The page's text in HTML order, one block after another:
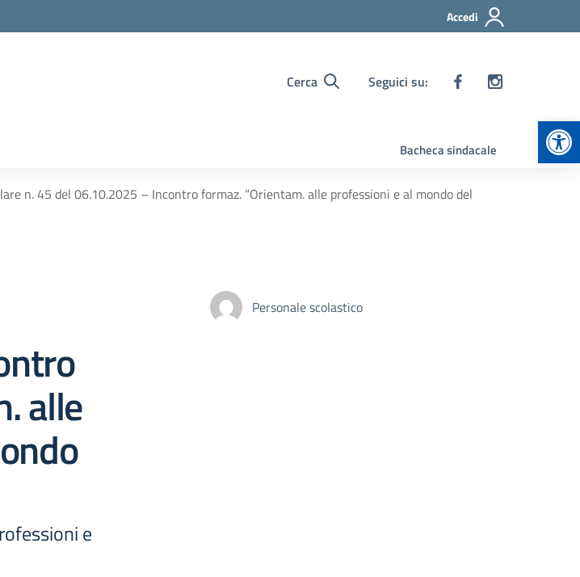
Accedi
Cerca Seguici su:
Bacheca sindacale
n. 45 del 06.10.2025 – Incontro formaz. “Orientam. alle professioni e al mondo del
alle
e
Personale scolastico